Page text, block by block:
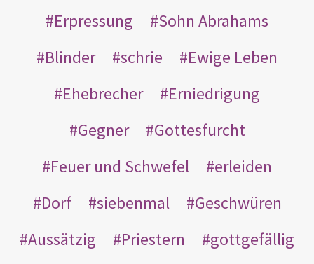
Erpressung
Sohn Abrahams
Blinder
schrie
Ewige Leben
Ehebrecher
Erniedrigung
Gegner
Gottesfurcht
Feuer und Schwefel
erleiden
Dorf
siebenmal
Geschwüren
Aussätzig
Priestern
gottgefällig